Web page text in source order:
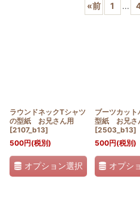
«前 1 ...
ラウンドネックTシャツ
の型紙 お兄さん用
[2107_b13]
500円(税別)
オプション選択
ブーツカット
型紙 お兄さ
[2503_b13]
500円(税別)
オプシ